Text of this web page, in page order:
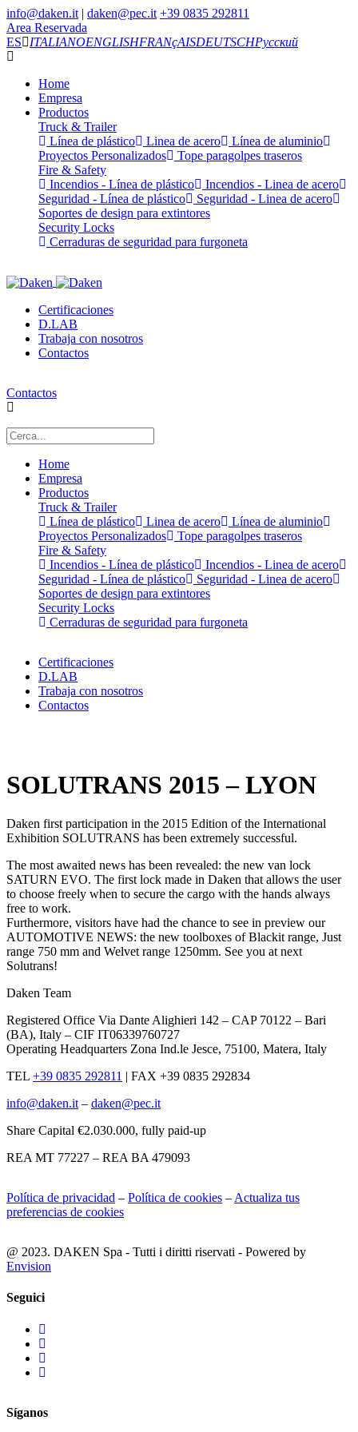
info@daken.it | daken@pec.it +39 0835 292811
Area Reservada
ES
ITALIANOENGLISHFRANçAISDEUTSCHРусский
Home
Empresa
Productos
Truck & Trailer
Línea de plástico
Linea de acero
Línea de aluminio
Proyectos Personalizados
Tope paragolpes traseros
Fire & Safety
Incendios - Línea de plástico
Incendios - Linea de acero
Seguridad - Línea de plástico
Seguridad - Linea de acero
Soportes de design para extintores
Security Locks
Cerraduras de seguridad para furgoneta
Certificaciones
D.LAB
Trabaja con nosotros
Contactos
Contactos
Home
Empresa
Productos
Truck & Trailer
Línea de plástico
Linea de acero
Línea de aluminio
Proyectos Personalizados
Tope paragolpes traseros
Fire & Safety
Incendios - Línea de plástico
Incendios - Linea de acero
Seguridad - Línea de plástico
Seguridad - Linea de acero
Soportes de design para extintores
Security Locks
Cerraduras de seguridad para furgoneta
Certificaciones
D.LAB
Trabaja con nosotros
Contactos
SOLUTRANS 2015 – LYON
Daken first participation in the 2015 Edition of the International
Exhibition SOLUTRANS has been extremely successful.
The most awaited news has been revealed: the new van lock
SATURN EVO. The first lock made in Daken that allows the user
to choose freely when to secure the cargo with the hands always
free to work.
Furthermore, visitors have had the chance to see in preview our
AUTOMOTIVE NEWS: the new toolboxes of Blackit range, Just
range 750 mm and Welvet range 1250mm. See you at next
Solutrans!
Daken Team
Registered Office Via Dante Alighieri 142 – CAP 70122 – Bari
(BA), Italy – CIF IT06339760727
Operating Headquarters Zona Ind.le Jesce, 75100, Matera, Italy
TEL +39 0835 292811 | FAX +39 0835 292834
info@daken.it – daken@pec.it
Share Capital €2.030.000, fully paid-up
REA MT 77227 – REA BA 479093
Política de privacidad – Política de cookies – Actualiza tus
preferencias de cookies
@ 2023. DAKEN Spa - Tutti i diritti riservati - Powered by
Envision
Seguici
Síganos